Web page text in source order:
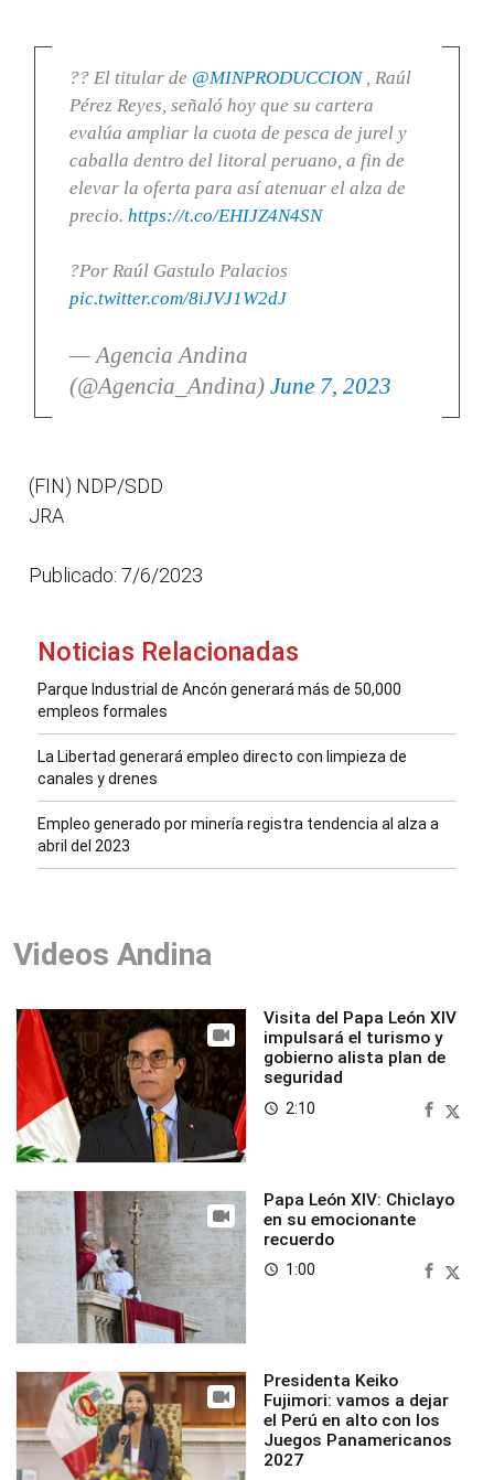
?? El titular de @MINPRODUCCION, Raúl
Pérez Reyes, señaló hoy que su cartera
evalúa ampliar la cuota de pesca de jurel y
caballa dentro del litoral peruano, a fin de
elevar la oferta para así atenuar el alza de
precio. https://t.co/EHIJZ4N4SN
?Por Raúl Gastulo Palacios
pic.twitter.com/8iJVJ1W2dJ
— Agencia Andina
(@Agencia_Andina) June 7, 2023
(FIN) NDP/SDD
JRA
Publicado: 7/6/2023
Noticias Relacionadas
Parque Industrial de Ancón generará más de 50,000
empleos formales
La Libertad generará empleo directo con limpieza de
canales y drenes
Empleo generado por minería registra tendencia al alza a
abril del 2023
Videos Andina
Visita del Papa León XIV
impulsará el turismo y
gobierno alista plan de
seguridad
access_time 2:10
Papa León XIV: Chiclayo
en su emocionante
recuerdo
access_time 1:00
Presidenta Keiko
Fujimori: vamos a dejar
el Perú en alto con los
Juegos Panamericanos
2027